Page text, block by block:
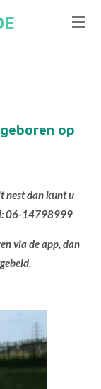
op
nest dan kunt u
06-14798999
via de app, dan